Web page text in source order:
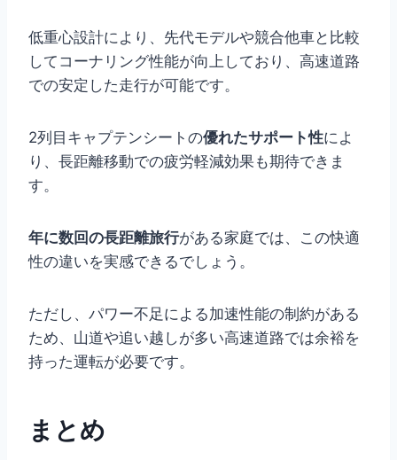
低重心設計により、先代モデルや競合他車と比較
してコーナリング性能が向上しており、高速道路
での安定した走行が可能です。
2列目キャプテンシートの優れたサポート性によ
り、長距離移動での疲労軽減効果も期待できま
す。
年に数回の長距離旅行がある家庭では、この快適
性の違いを実感できるでしょう。
ただし、パワー不足による加速性能の制約がある
ため、山道や追い越しが多い高速道路では余裕を
持った運転が必要です。
まとめ